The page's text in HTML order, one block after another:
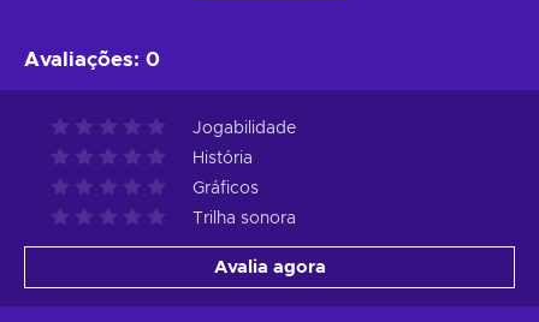
Avaliações: 0
Jogabilidade
História
Gráficos
Trilha sonora
Avalia agora